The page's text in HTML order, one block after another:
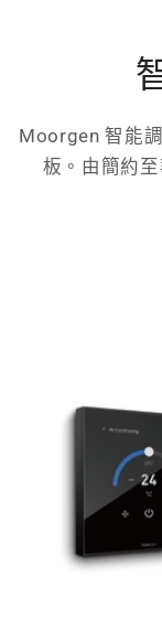
Moorgen 智能
板。由簡約